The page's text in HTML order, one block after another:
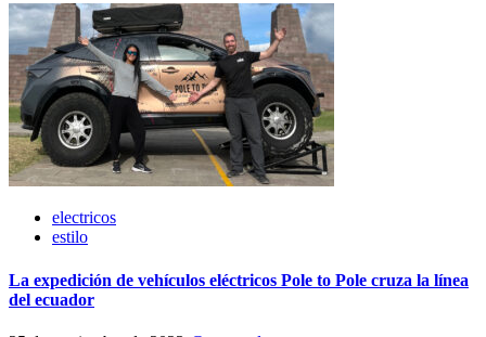
electricos
estilo
La expedición de vehículos eléctricos Pole to Pole cruza la línea
del ecuador